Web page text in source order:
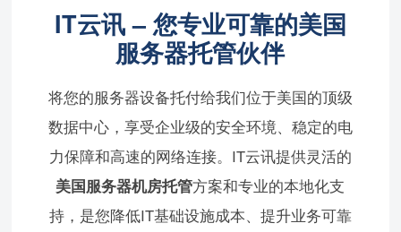
IT云讯 – 您专业可靠的美国
服务器托管伙伴
将您的服务器设备托付给我们位于美国的顶级
数据中心，享受企业级的安全环境、稳定的电
力保障和高速的网络连接。IT云讯提供灵活的
美国服务器机房托管方案和专业的本地化支
持，是您降低IT基础设施成本、提升业务可靠